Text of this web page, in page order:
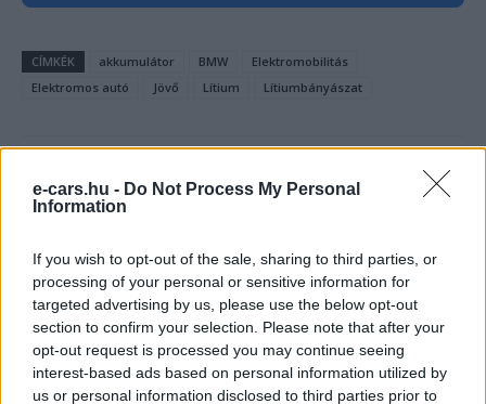
e-cars.hu - Do Not Process My Personal
Information
If you wish to opt-out of the sale, sharing to third parties, or
processing of your personal or sensitive information for
targeted advertising by us, please use the below opt-out
section to confirm your selection. Please note that after your
opt-out request is processed you may continue seeing
interest-based ads based on personal information utilized by
us or personal information disclosed to third parties prior to
CÍMKÉK akkumulátor BMW
Elektromobilitás
Elektromos autó
Jövő Lítium Lítiumbányászat